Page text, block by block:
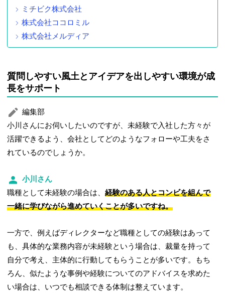
ミチビク株式会社
株式会社ココロミル
株式会社メルディア
質問しやすい風土とアイデアを出しやすい環境が成
長をサポート
編集部
小川さんにお伺いしたいのですが、未経験で入社した方々が
活躍できるよう、会社としてどのようなフォローや工夫をさ
れているのでしょうか。
小川さん
職種として未経験の場合は、経験のある人とコンビを組んで
一緒に学びながら進めていくことが多いですね。
一方で、例えばディレクターなど職種としての経験はあって
も、具体的な業務内容が未経験という場合は、裁量を持って
自分で考え、主体的に行動してもらうことが多いです。もち
ろん、似たような事例や経験についてのアドバイスを求めた
い場合は、いつでも相談できる体制は整えています。